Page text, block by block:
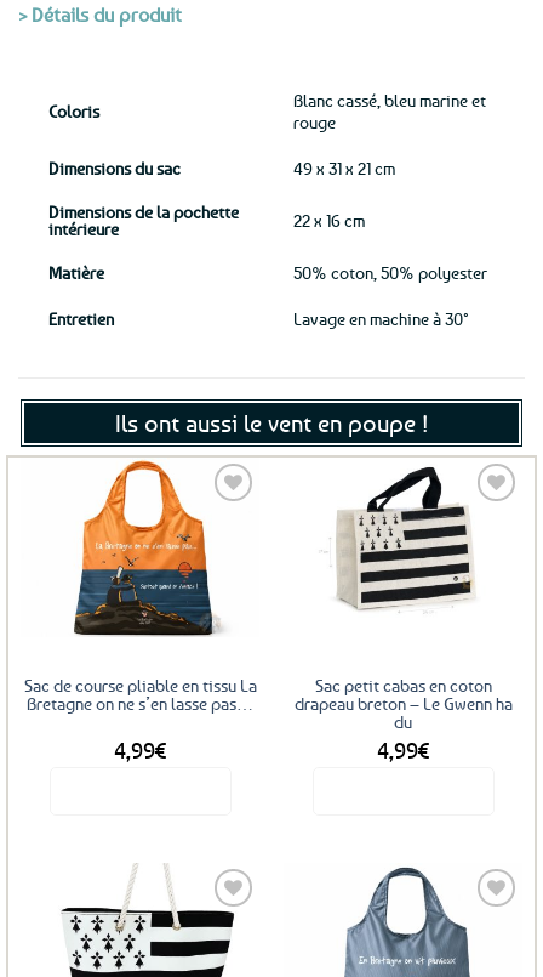
> Détails du produit
Coloris
Blanc cassé, bleu marine et
rouge
Dimensions du sac 49 x 31 x 21 cm
Dimensions de la pochette
intérieure
22 x 16 cm
Matière 50% coton, 50% polyester
Entretien Lavage en machine à 30°
Ils ont aussi le vent en poupe !
Ajouter
favoris
Sac de course pliable en tissu La
Bretagne on ne s’en lasse pas…
4,99€
Ajouter
favoris
Sac petit cabas en coton
drapeau breton – Le Gwenn ha
du
4,99€
Ajouter
Ajouter